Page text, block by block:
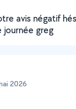
avis négatif
journée greg
2026